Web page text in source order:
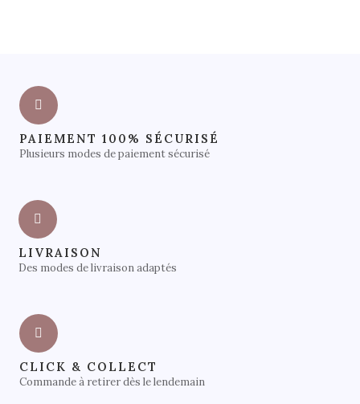
PAIEMENT 100% SÉCURISÉ
Plusieurs modes de paiement sécurisé
LIVRAISON
Des modes de livraison adaptés
CLICK & COLLECT
Commande à retirer dès le lendemain